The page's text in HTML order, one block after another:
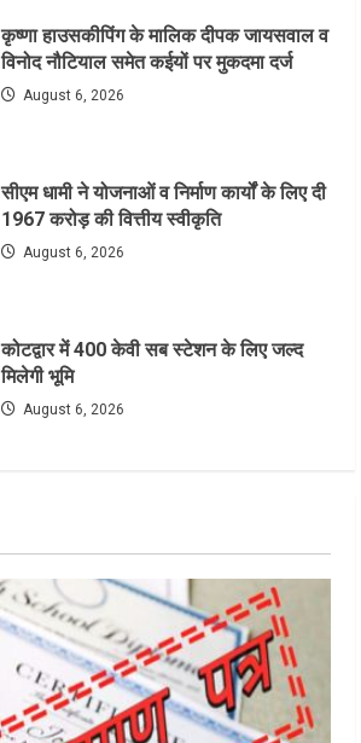
कृष्णा हाउसकीपिंग के मालिक दीपक जायसवाल व
विनोद नौटियाल समेत कईयों पर मुकदमा दर्ज
August 6, 2026
सीएम धामी ने योजनाओं व निर्माण कार्यों के लिए दी
1967 करोड़ की वित्तीय स्वीकृति
August 6, 2026
कोटद्वार में 400 केवी सब स्टेशन के लिए जल्द
मिलेगी भूमि
August 6, 2026